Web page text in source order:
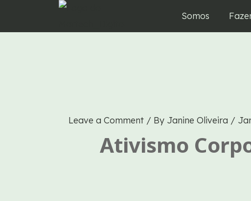
Somos
Leave a Comment / By Janine Oliveira /
Ativismo